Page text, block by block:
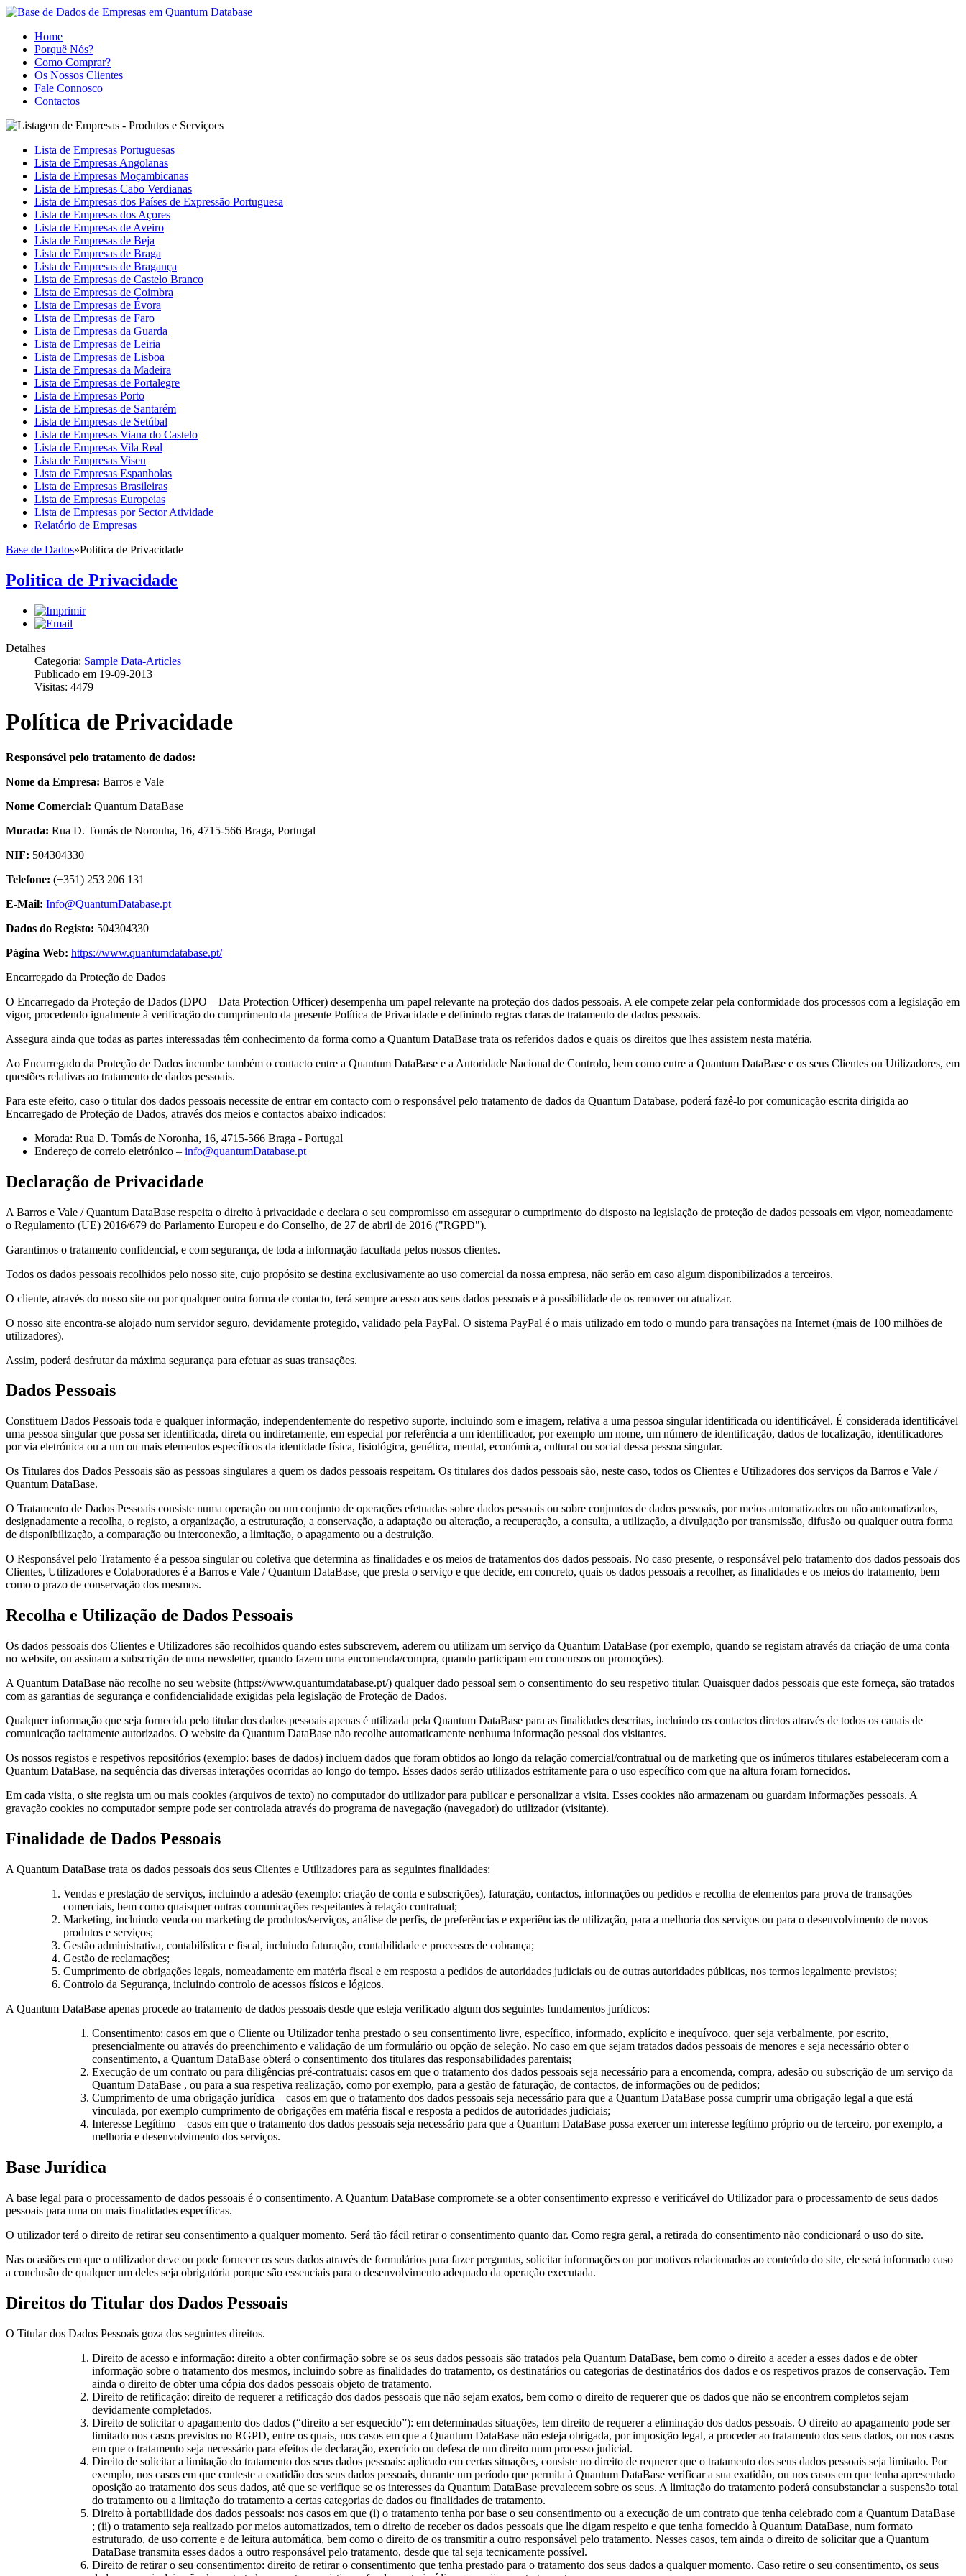
Home
Porquê Nós?
Como Comprar?
Os Nossos Clientes
Fale Connosco
Contactos
Lista de Empresas Portuguesas
Lista de Empresas Angolanas
Lista de Empresas Moçambicanas
Lista de Empresas Cabo Verdianas
Lista de Empresas dos Países de Expressão Portuguesa
Lista de Empresas dos Açores
Lista de Empresas de Aveiro
Lista de Empresas de Beja
Lista de Empresas de Braga
Lista de Empresas de Bragança
Lista de Empresas de Castelo Branco
Lista de Empresas de Coimbra
Lista de Empresas de Évora
Lista de Empresas de Faro
Lista de Empresas da Guarda
Lista de Empresas de Leiria
Lista de Empresas de Lisboa
Lista de Empresas da Madeira
Lista de Empresas de Portalegre
Lista de Empresas Porto
Lista de Empresas de Santarém
Lista de Empresas de Setúbal
Lista de Empresas Viana do Castelo
Lista de Empresas Vila Real
Lista de Empresas Viseu
Lista de Empresas Espanholas
Lista de Empresas Brasileiras
Lista de Empresas Europeias
Lista de Empresas por Sector Atividade
Relatório de Empresas
Base de Dados»Politica de Privacidade
Politica de Privacidade
Detalhes
Categoria: Sample Data-Articles
Publicado em 19-09-2013
Visitas: 4479
Política de Privacidade
Responsável pelo tratamento de dados:
Nome da Empresa: Barros e Vale
Nome Comercial: Quantum DataBase
Morada: Rua D. Tomás de Noronha, 16, 4715-566 Braga, Portugal
NIF: 504304330
Telefone: (+351) 253 206 131
E-Mail: Info@QuantumDatabase.pt
Dados do Registo: 504304330
Página Web: https://www.quantumdatabase.pt/
Encarregado da Proteção de Dados
O Encarregado da Proteção de Dados (DPO – Data Protection Officer) desempenha um papel relevante na proteção dos dados pessoais. A ele compete zelar pela conformidade dos processos com a legislação em
vigor, procedendo igualmente à verificação do cumprimento da presente Política de Privacidade e definindo regras claras de tratamento de dados pessoais.
Assegura ainda que todas as partes interessadas têm conhecimento da forma como a Quantum DataBase trata os referidos dados e quais os direitos que lhes assistem nesta matéria.
Ao Encarregado da Proteção de Dados incumbe também o contacto entre a Quantum DataBase e a Autoridade Nacional de Controlo, bem como entre a Quantum DataBase e os seus Clientes ou Utilizadores, em
questões relativas ao tratamento de dados pessoais.
Para este efeito, caso o titular dos dados pessoais necessite de entrar em contacto com o responsável pelo tratamento de dados da Quantum Database, poderá fazê-lo por comunicação escrita dirigida ao
Encarregado de Proteção de Dados, através dos meios e contactos abaixo indicados:
Morada: Rua D. Tomás de Noronha, 16, 4715-566 Braga - Portugal
Endereço de correio eletrónico – info@quantumDatabase.pt
Declaração de Privacidade
A Barros e Vale / Quantum DataBase respeita o direito à privacidade e declara o seu compromisso em assegurar o cumprimento do disposto na legislação de proteção de dados pessoais em vigor, nomeadamente
o Regulamento (UE) 2016/679 do Parlamento Europeu e do Conselho, de 27 de abril de 2016 ("RGPD").
Garantimos o tratamento confidencial, e com segurança, de toda a informação facultada pelos nossos clientes.
Todos os dados pessoais recolhidos pelo nosso site, cujo propósito se destina exclusivamente ao uso comercial da nossa empresa, não serão em caso algum disponibilizados a terceiros.
O cliente, através do nosso site ou por qualquer outra forma de contacto, terá sempre acesso aos seus dados pessoais e à possibilidade de os remover ou atualizar.
O nosso site encontra-se alojado num servidor seguro, devidamente protegido, validado pela PayPal. O sistema PayPal é o mais utilizado em todo o mundo para transações na Internet (mais de 100 milhões de
utilizadores).
Assim, poderá desfrutar da máxima segurança para efetuar as suas transações.
Dados Pessoais
Constituem Dados Pessoais toda e qualquer informação, independentemente do respetivo suporte, incluindo som e imagem, relativa a uma pessoa singular identificada ou identificável. É considerada identificável
uma pessoa singular que possa ser identificada, direta ou indiretamente, em especial por referência a um identificador, por exemplo um nome, um número de identificação, dados de localização, identificadores
por via eletrónica ou a um ou mais elementos específicos da identidade física, fisiológica, genética, mental, económica, cultural ou social dessa pessoa singular.
Os Titulares dos Dados Pessoais são as pessoas singulares a quem os dados pessoais respeitam. Os titulares dos dados pessoais são, neste caso, todos os Clientes e Utilizadores dos serviços da Barros e Vale /
Quantum DataBase.
O Tratamento de Dados Pessoais consiste numa operação ou um conjunto de operações efetuadas sobre dados pessoais ou sobre conjuntos de dados pessoais, por meios automatizados ou não automatizados,
designadamente a recolha, o registo, a organização, a estruturação, a conservação, a adaptação ou alteração, a recuperação, a consulta, a utilização, a divulgação por transmissão, difusão ou qualquer outra forma
de disponibilização, a comparação ou interconexão, a limitação, o apagamento ou a destruição.
O Responsável pelo Tratamento é a pessoa singular ou coletiva que determina as finalidades e os meios de tratamentos dos dados pessoais. No caso presente, o responsável pelo tratamento dos dados pessoais dos
Clientes, Utilizadores e Colaboradores é a Barros e Vale / Quantum DataBase, que presta o serviço e que decide, em concreto, quais os dados pessoais a recolher, as finalidades e os meios do tratamento, bem
como o prazo de conservação dos mesmos.
Recolha e Utilização de Dados Pessoais
Os dados pessoais dos Clientes e Utilizadores são recolhidos quando estes subscrevem, aderem ou utilizam um serviço da Quantum DataBase (por exemplo, quando se registam através da criação de uma conta
no website, ou assinam a subscrição de uma newsletter, quando fazem uma encomenda/compra, quando participam em concursos ou promoções).
A Quantum DataBase não recolhe no seu website (https://www.quantumdatabase.pt/) qualquer dado pessoal sem o consentimento do seu respetivo titular. Quaisquer dados pessoais que este forneça, são tratados
com as garantias de segurança e confidencialidade exigidas pela legislação de Proteção de Dados.
Qualquer informação que seja fornecida pelo titular dos dados pessoais apenas é utilizada pela Quantum DataBase para as finalidades descritas, incluindo os contactos diretos através de todos os canais de
comunicação tacitamente autorizados. O website da Quantum DataBase não recolhe automaticamente nenhuma informação pessoal dos visitantes.
Os nossos registos e respetivos repositórios (exemplo: bases de dados) incluem dados que foram obtidos ao longo da relação comercial/contratual ou de marketing que os inúmeros titulares estabeleceram com a
Quantum DataBase, na sequência das diversas interações ocorridas ao longo do tempo. Esses dados serão utilizados estritamente para o uso específico com que na altura foram fornecidos.
Em cada visita, o site regista um ou mais cookies (arquivos de texto) no computador do utilizador para publicar e personalizar a visita. Esses cookies não armazenam ou guardam informações pessoais. A
gravação cookies no computador sempre pode ser controlada através do programa de navegação (navegador) do utilizador (visitante).
Finalidade de Dados Pessoais
A Quantum DataBase trata os dados pessoais dos seus Clientes e Utilizadores para as seguintes finalidades:
Vendas e prestação de serviços, incluindo a adesão (exemplo: criação de conta e subscrições), faturação, contactos, informações ou pedidos e recolha de elementos para prova de transações
comerciais, bem como quaisquer outras comunicações respeitantes à relação contratual;
Marketing, incluindo venda ou marketing de produtos/serviços, análise de perfis, de preferências e experiências de utilização, para a melhoria dos serviços ou para o desenvolvimento de novos
produtos e serviços;
Gestão administrativa, contabilística e fiscal, incluindo faturação, contabilidade e processos de cobrança;
Gestão de reclamações;
Cumprimento de obrigações legais, nomeadamente em matéria fiscal e em resposta a pedidos de autoridades judiciais ou de outras autoridades públicas, nos termos legalmente previstos;
Controlo da Segurança, incluindo controlo de acessos físicos e lógicos.
A Quantum DataBase apenas procede ao tratamento de dados pessoais desde que esteja verificado algum dos seguintes fundamentos jurídicos:
Consentimento: casos em que o Cliente ou Utilizador tenha prestado o seu consentimento livre, específico, informado, explícito e inequívoco, quer seja verbalmente, por escrito,
presencialmente ou através do preenchimento e validação de um formulário ou opção de seleção. No caso em que sejam tratados dados pessoais de menores e seja necessário obter o
consentimento, a Quantum DataBase obterá o consentimento dos titulares das responsabilidades parentais;
Execução de um contrato ou para diligências pré-contratuais: casos em que o tratamento dos dados pessoais seja necessário para a encomenda, compra, adesão ou subscrição de um serviço da
Quantum DataBase , ou para a sua respetiva realização, como por exemplo, para a gestão de faturação, de contactos, de informações ou de pedidos;
Cumprimento de uma obrigação jurídica – casos em que o tratamento dos dados pessoais seja necessário para que a Quantum DataBase possa cumprir uma obrigação legal a que está
vinculada, por exemplo cumprimento de obrigações em matéria fiscal e resposta a pedidos de autoridades judiciais;
Interesse Legítimo – casos em que o tratamento dos dados pessoais seja necessário para que a Quantum DataBase possa exercer um interesse legítimo próprio ou de terceiro, por exemplo, a
melhoria e desenvolvimento dos serviços.
Base Jurídica
A base legal para o processamento de dados pessoais é o consentimento. A Quantum DataBase compromete-se a obter consentimento expresso e verificável do Utilizador para o processamento de seus dados
pessoais para uma ou mais finalidades específicas.
O utilizador terá o direito de retirar seu consentimento a qualquer momento. Será tão fácil retirar o consentimento quanto dar. Como regra geral, a retirada do consentimento não condicionará o uso do site.
Nas ocasiões em que o utilizador deve ou pode fornecer os seus dados através de formulários para fazer perguntas, solicitar informações ou por motivos relacionados ao conteúdo do site, ele será informado caso
a conclusão de qualquer um deles seja obrigatória porque são essenciais para o desenvolvimento adequado da operação executada.
Direitos do Titular dos Dados Pessoais
O Titular dos Dados Pessoais goza dos seguintes direitos.
Direito de acesso e informação: direito a obter confirmação sobre se os seus dados pessoais são tratados pela Quantum DataBase, bem como o direito a aceder a esses dados e de obter
informação sobre o tratamento dos mesmos, incluindo sobre as finalidades do tratamento, os destinatários ou categorias de destinatários dos dados e os respetivos prazos de conservação. Tem
ainda o direito de obter uma cópia dos dados pessoais objeto de tratamento.
Direito de retificação: direito de requerer a retificação dos dados pessoais que não sejam exatos, bem como o direito de requerer que os dados que não se encontrem completos sejam
devidamente completados.
Direito de solicitar o apagamento dos dados (“direito a ser esquecido”): em determinadas situações, tem direito de requerer a eliminação dos dados pessoais. O direito ao apagamento pode ser
limitado nos casos previstos no RGPD, entre os quais, nos casos em que a Quantum DataBase não esteja obrigada, por imposição legal, a proceder ao tratamento dos seus dados, ou nos casos
em que o tratamento seja necessário para efeitos de declaração, exercício ou defesa de um direito num processo judicial.
Direito de solicitar a limitação do tratamento dos seus dados pessoais: aplicado em certas situações, consiste no direito de requerer que o tratamento dos seus dados pessoais seja limitado. Por
exemplo, nos casos em que conteste a exatidão dos seus dados pessoais, durante um período que permita à Quantum DataBase verificar a sua exatidão, ou nos casos em que tenha apresentado
oposição ao tratamento dos seus dados, até que se verifique se os interesses da Quantum DataBase prevalecem sobre os seus. A limitação do tratamento poderá consubstanciar a suspensão total
do tratamento ou a limitação do tratamento a certas categorias de dados ou finalidades de tratamento.
Direito à portabilidade dos dados pessoais: nos casos em que (i) o tratamento tenha por base o seu consentimento ou a execução de um contrato que tenha celebrado com a Quantum DataBase
; (ii) o tratamento seja realizado por meios automatizados, tem o direito de receber os dados pessoais que lhe digam respeito e que tenha fornecido à Quantum DataBase, num formato
estruturado, de uso corrente e de leitura automática, bem como o direito de os transmitir a outro responsável pelo tratamento. Nesses casos, tem ainda o direito de solicitar que a Quantum
DataBase transmita esses dados a outro responsável pelo tratamento, desde que tal seja tecnicamente possível.
Direito de retirar o seu consentimento: direito de retirar o consentimento que tenha prestado para o tratamento dos seus dados a qualquer momento. Caso retire o seu consentimento, os seus